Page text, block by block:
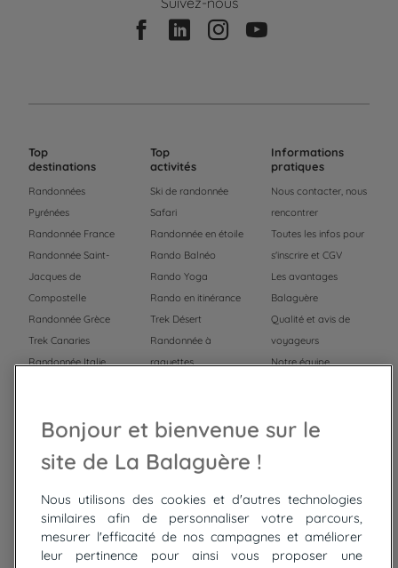
Top
destinations
Randonnées
Pyrénées
Randonnée France
Randonnée Saint-
Jacques de
Compostelle
Randonnée Grèce
Trek Canaries
Randonnée Italie
Trek Mauritanie
Top
activités
Ski de randonnée
Safari
Randonnée en étoile
Rando Balnéo
Rando Yoga
Rando en itinérance
Trek Désert
Randonnée à
raquettes
Trek
Informations
pratiques
Nous contacter, nous
rencontrer
Toutes les infos pour
s'inscrire et CGV
Les avantages
Balaguère
Qualité et avis de
voyageurs
Notre équipe
Top
circuits
Tour du lac de Constance à vélo
Cyclades : Amorgos et Naxos
Bonjour et bienvenue sur le
site de La Balaguère !
Nous utilisons des cookies et d'autres technologies
similaires afin de personnaliser votre parcours,
mesurer l'efficacité de nos campagnes et améliorer
leur pertinence pour ainsi vous proposer une